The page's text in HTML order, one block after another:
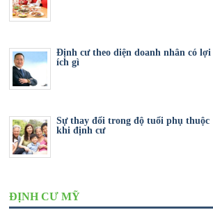
Định cư theo diện doanh nhân có lợi
ích gì
Sự thay đổi trong độ tuổi phụ thuộc
khi định cư
ĐỊNH CƯ MỸ